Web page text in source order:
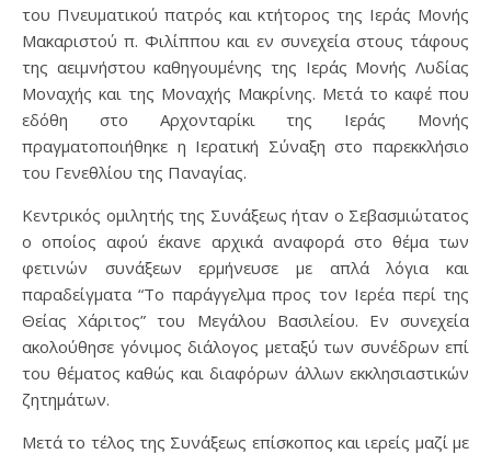
του Πνευματικού πατρός και κτήτορος της Ιεράς Μονής
Μακαριστού π. Φιλίππου και εν συνεχεία στους τάφους
της αειμνήστου καθηγουμένης της Ιεράς Μονής Λυδίας
Μοναχής και της Μοναχής Μακρίνης. Μετά το καφέ που
εδόθη στο Αρχονταρίκι της Ιεράς Μονής
πραγματοποιήθηκε η Ιερατική Σύναξη στο παρεκκλήσιο
του Γενεθλίου της Παναγίας.
Κεντρικός ομιλητής της Συνάξεως ήταν ο Σεβασμιώτατος
ο οποίος αφού έκανε αρχικά αναφορά στο θέμα των
φετινών συνάξεων ερμήνευσε με απλά λόγια και
παραδείγματα “Το παράγγελμα προς τον Ιερέα περί της
Θείας Χάριτος” του Μεγάλου Βασιλείου. Εν συνεχεία
ακολούθησε γόνιμος διάλογος μεταξύ των συνέδρων επί
του θέματος καθώς και διαφόρων άλλων εκκλησιαστικών
ζητημάτων.
Μετά το τέλος της Συνάξεως επίσκοπος και ιερείς μαζί με